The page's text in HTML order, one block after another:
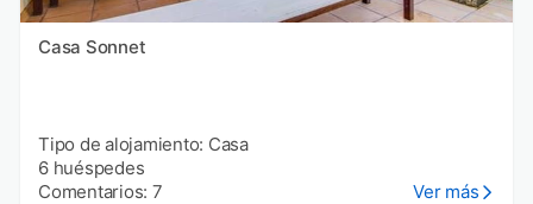
Casa Sonnet
Tipo de alojamiento: Casa
6 huéspedes
Comentarios: 7
Ver más